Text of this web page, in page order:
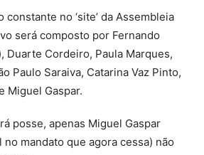
no ‘site’ da Assembleia
será composto por Fernando
Duarte Cordeiro, Paula Marques,
Paulo Saraiva, Catarina Vaz Pinto,
Miguel Gaspar.
posse, apenas Miguel Gaspar
mandato que agora cessa) não